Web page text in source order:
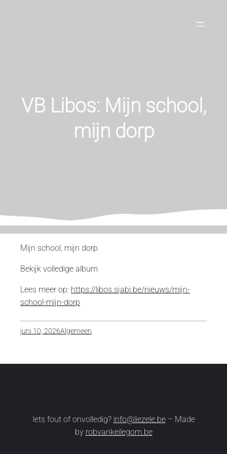
VB Libos: Mijn school,
mijn dorp
Mijn school, mijn dorp
Bekijk volledige album
Lees meer op: https://libos.sjabi.be/nieuws/mijn-
school-mijn-dorp
juni 10, 2026Algemeen
Iets fout of onvolledig? info@liezele.be– Made
by robvankeilegom.be